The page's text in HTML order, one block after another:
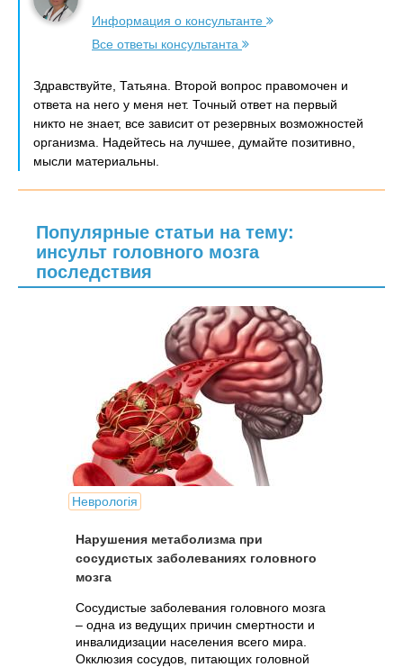
Информация о консультанте
Все ответы консультанта
Здравствуйте, Татьяна. Второй вопрос правомочен и
ответа на него у меня нет. Точный ответ на первый
никто не знает, все зависит от резервных возможностей
организма. Надейтесь на лучшее, думайте позитивно,
мысли материальны.
Популярные статьи на тему:
инсульт головного мозга
последствия
Неврологія
Нарушения метаболизма при
сосудистых заболеваниях головного
мозга
Сосудистые заболевания головного мозга
– одна из ведущих причин смертности и
инвалидизации населения всего мира.
Окклюзия сосудов, питающих головной